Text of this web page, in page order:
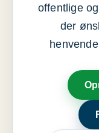
offentlige
der